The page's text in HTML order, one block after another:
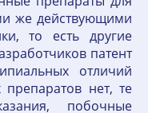
же действующими
то есть другие
патент
отличий
нет, те
побочные